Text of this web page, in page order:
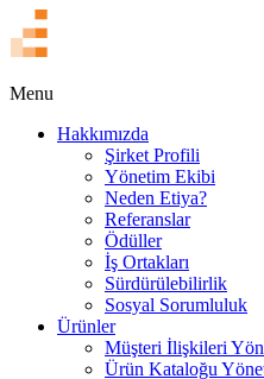
Menu
Hakkımızda
Şirket Profili
Yönetim Ekibi
Neden Etiya?
Referanslar
Ödüller
İş Ortakları
Sürdürülebilirlik
Sosyal Sorumluluk
Ürünler
Müşteri İlişkileri
Ürün Kataloğu